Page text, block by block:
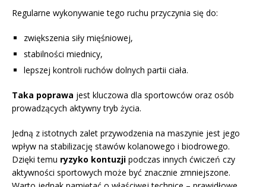
Regularne wykonywanie tego ruchu przyczynia się do:
zwiększenia siły mięśniowej,
stabilności miednicy,
lepszej kontroli ruchów dolnych partii ciała.
Taka poprawa jest kluczowa dla sportowców oraz osób
prowadzących aktywny tryb życia.
Jedną z istotnych zalet przywodzenia na maszynie jest jego
wpływ na stabilizację stawów kolanowego i biodrowego.
Dzięki temu ryzyko kontuzji podczas innych ćwiczeń czy
aktywności sportowych może być znacznie zmniejszone.